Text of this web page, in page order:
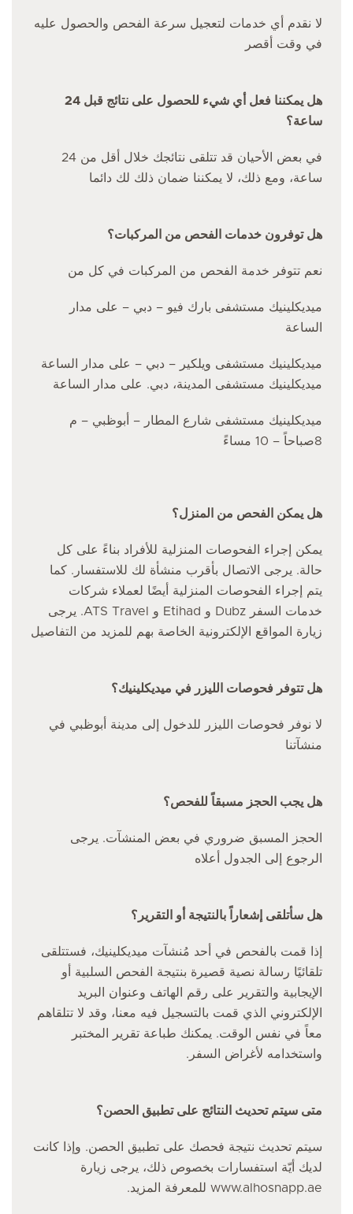
لا نقدم أي خدمات لتعجيل سرعة الفحص والحصول عليه
في وقت أقصر
هل يمكننا فعل أي شيء للحصول على نتائج قبل 24
ساعة؟
في بعض الأحيان قد تتلقى نتائجك خلال أقل من 24
ساعة، ومع ذلك، لا يمكننا ضمان ذلك لك دائما
هل توفرون خدمات الفحص من المركبات؟
نعم تتوفر خدمة الفحص من المركبات في كل من
ميديكلينيك مستشفى بارك فيو – دبي – على مدار
الساعة
ميديكلينيك مستشفى ويلكير – دبي – على مدار الساعة
ميديكلينيك مستشفى المدينة، دبي. على مدار الساعة
ميديكلينيك مستشفى شارع المطار – أبوظبي – م
8صباحاً – 10 مساءً
هل يمكن الفحص من المنزل؟
يمكن إجراء الفحوصات المنزلية للأفراد بناءً على كل
حالة. يرجى الاتصال بأقرب منشأة لك للاستفسار. كما
يتم إجراء الفحوصات المنزلية أيضًا لعملاء شركات
خدمات السفر Dubz و Etihad و ATS Travel. يرجى
زيارة المواقع الإلكترونية الخاصة بهم للمزيد من التفاصيل
هل تتوفر فحوصات الليزر في ميديكلينيك؟
لا نوفر فحوصات الليزر للدخول إلى مدينة أبوظبي في
منشآتنا
هل يجب الحجز مسبقاً للفحص؟
الحجز المسبق ضروري في بعض المنشآت. يرجى
الرجوع إلى الجدول أعلاه
هل سأتلقى إشعاراً بالنتيجة أو التقرير؟
إذا قمت بالفحص في أحد مُنشآت ميديكلينيك، فستتلقى
تلقائيًا رسالة نصية قصيرة بنتيجة الفحص السلبية أو
الإيجابية والتقرير على رقم الهاتف وعنوان البريد
الإلكتروني الذي قمت بالتسجيل فيه معنا، وقد لا تتلقاهم
معاً في نفس الوقت. يمكنك طباعة تقرير المختبر
واستخدامه لأغراض السفر.
متى سيتم تحديث النتائج على تطبيق الحصن؟
سيتم تحديث نتيجة فحصك على تطبيق الحصن. وإذا كانت
لديك أيّة استفسارات بخصوص ذلك، يرجى زيارة
www.alhosnapp.ae للمعرفة المزيد.